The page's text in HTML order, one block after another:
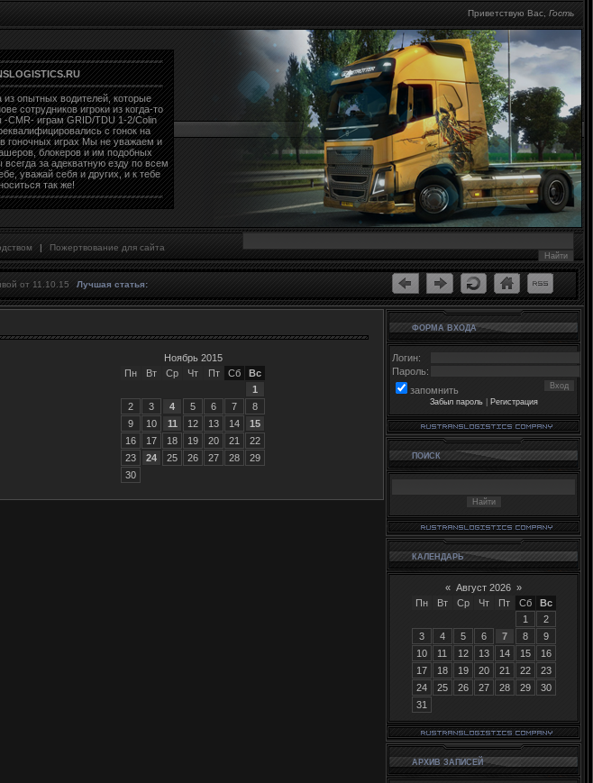
Приветствую Вас Гость
опытных водителей, которые
сотрудников игроки из когда-то
CMR- играм GRID/TDU 1-2/Colin
с гонок на
гоночных играх Мы не уважаем и
блокеров и им подобных
за адекватную езду по всем
уважай себя и других, и к тебе
так же!
| Пожертвование для сайта
от 11.10.15 Лучшая статья:
Ноябрь 2015
Пн
Вт Ср Чт Пт Сб
Вс
1
2
3 4 5 6 7
8
9
10 11 12 13 14
15
16
17 18 19 20 21
22
23
24 25 26 27 28
29
30
ФОРМА ВХОДА
Логин:
Пароль:
запомнить
Забыл пароль| Регистрация
ПОИСК
КАЛЕНДАРЬ
« Август 2026 »
Пн
Вт Ср Чт Пт Сб
Вс
1
2
3
4 5 6 7 8
9
10
11 12 13 14 15
16
17
18 19 20 21 22
23
24
25 26 27 28 29
30
31
АРХИВ ЗАПИСЕЙ